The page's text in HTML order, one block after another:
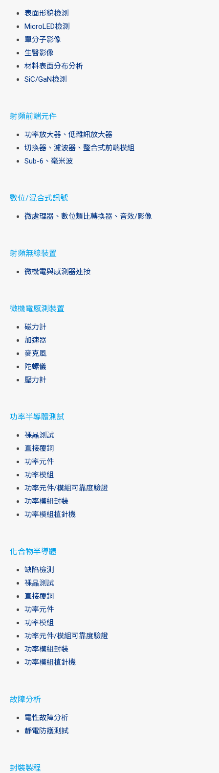
表面形貌檢測
MicroLED檢測
單分子影像
生醫影像
材料表面分布分析
SiC/GaN檢測
射頻前端元件
功率放大器、低雜訊放大器
切換器、濾波器、整合式前端模組
Sub-6、毫米波
數位/混合式訊號
微處理器、數位類比轉換器、音效/影像
射頻無線裝置
微機電與感測器連接
微機電感測裝置
磁力計
加速器
麥克風
陀螺儀
壓力計
功率半導體測試
裸晶測試
直接覆銅
功率元件
功率模組
功率元件/模組可靠度驗證
功率模組封裝
功率模組植針機
化合物半導體
缺陷檢測
裸晶測試
直接覆銅
功率元件
功率模組
功率元件/模組可靠度驗證
功率模組封裝
功率模組植針機
故障分析
電性故障分析
靜電防護測試
封裝製程